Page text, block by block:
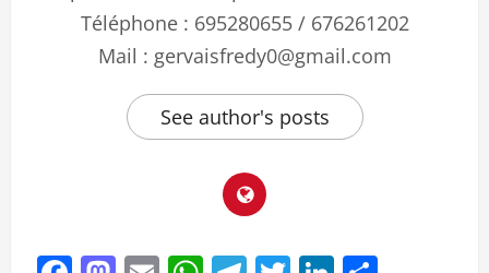
Téléphone : 695280655 / 676261202
Mail : gervaisfredy0@gmail.com
See author's posts